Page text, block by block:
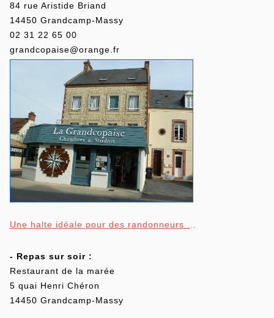
84 rue Aristide Briand
14450 Grandcamp-Massy
02 31 22 65 00
grandcopaise@orange.fr
Une halte idéale pour des randonneurs .
- Repas sur soir :
Restaurant de la marée
5 quai Henri Chéron
14450 Grandcamp-Massy